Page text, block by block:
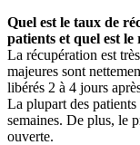
Quel est le taux de
patients et quel est
La récupération est
majeures sont
libérés 2 à 4 jours
La plupart des
semaines. De plus, le
ouverte.